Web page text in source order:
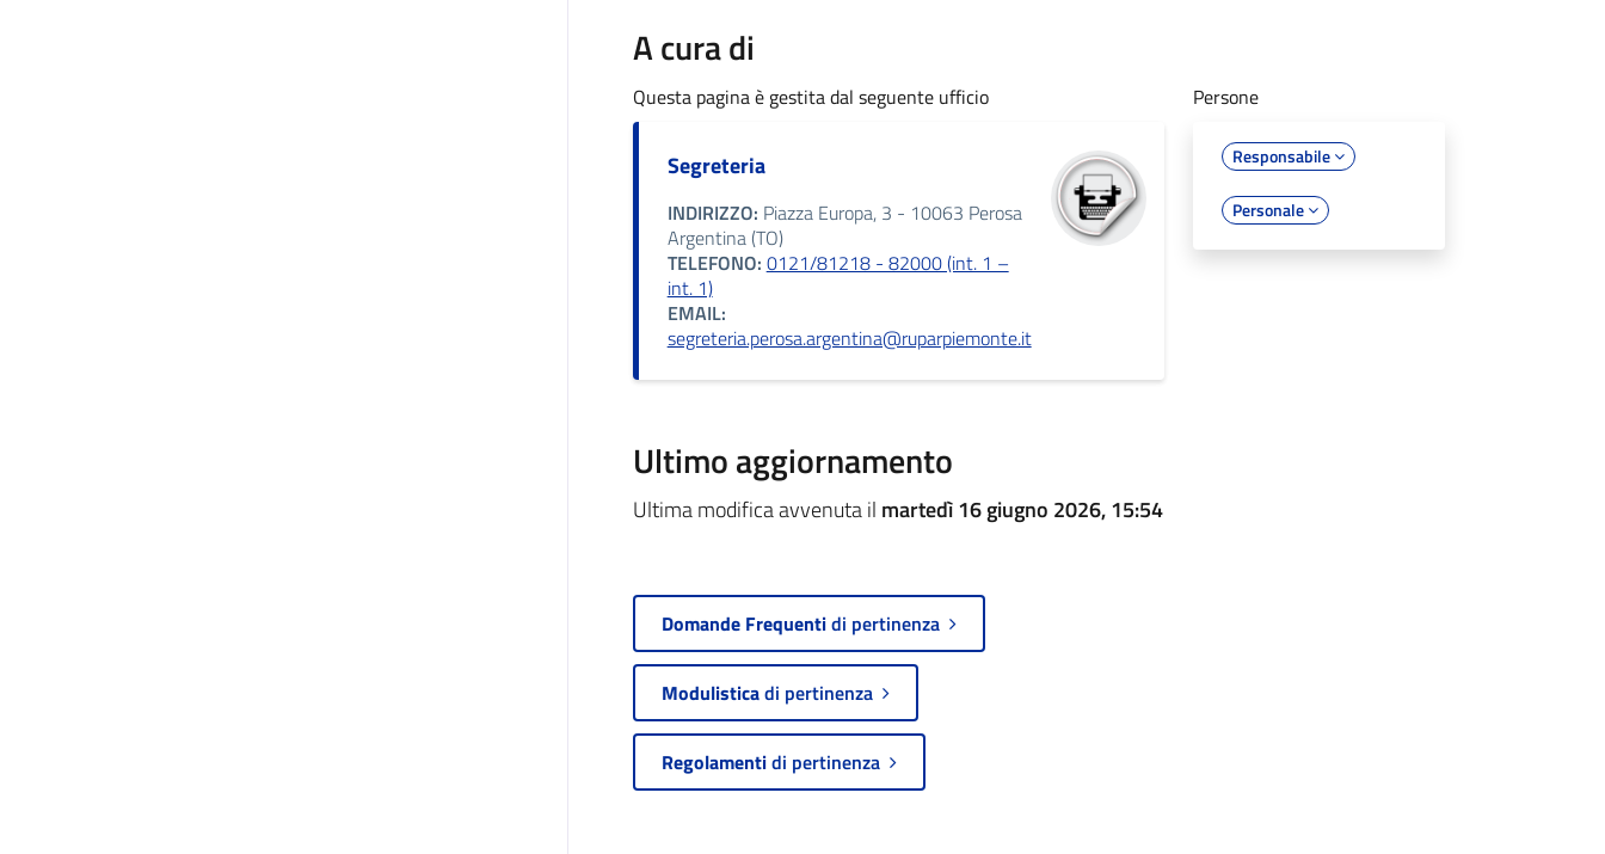
A cura di
Questa pagina è gestita dal seguente ufficio
Segreteria
INDIRIZZO: Piazza Europa, 3 - 10063 Perosa
Argentina (TO)
TELEFONO: 0121/81218 - 82000 (int. 1 –
int. 1)
EMAIL:
segreteria.perosa.argentina@ruparpiemonte.it
Persone
Responsabile
Personale
Ultimo aggiornamento
Ultima modifica avvenuta il martedì 16 giugno 2026, 15:54
Domande Frequentidi pertinenza
Modulisticadi pertinenza
Regolamentidi pertinenza